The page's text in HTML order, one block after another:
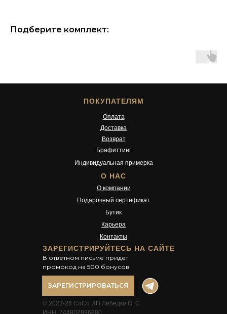
Подберите комплект:
ПОКУПАТЕЛЯМ
О НАС
© 2023-26 CoCo ИП Лебедко О. С.
ИНН: 744802896880
ЗАРЕГИСТРИРУЙТЕСЬ НА САЙТЕ
В ответном письме придет
промокод на 500 бонусов
Оплата
Доставка
Брафиттинг
Индивидуальная примерка
Возврат
Подарочный сертификат
О компании
Бутик
Карьера
ЗАРЕГИСТРИРОВАТЬСЯ
Контакты